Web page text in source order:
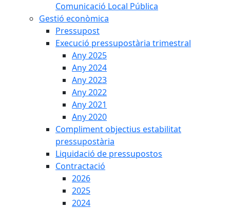
Comunicació Local Pública
Gestió econòmica
Pressupost
Execució pressupostària trimestral
Any 2025
Any 2024
Any 2023
Any 2022
Any 2021
Any 2020
Compliment objectius estabilitat
pressupostària
Liquidació de pressupostos
Contractació
2026
2025
2024